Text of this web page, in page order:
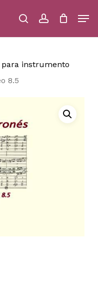
searchaccount
Close
para instrumento
8.5
Menu